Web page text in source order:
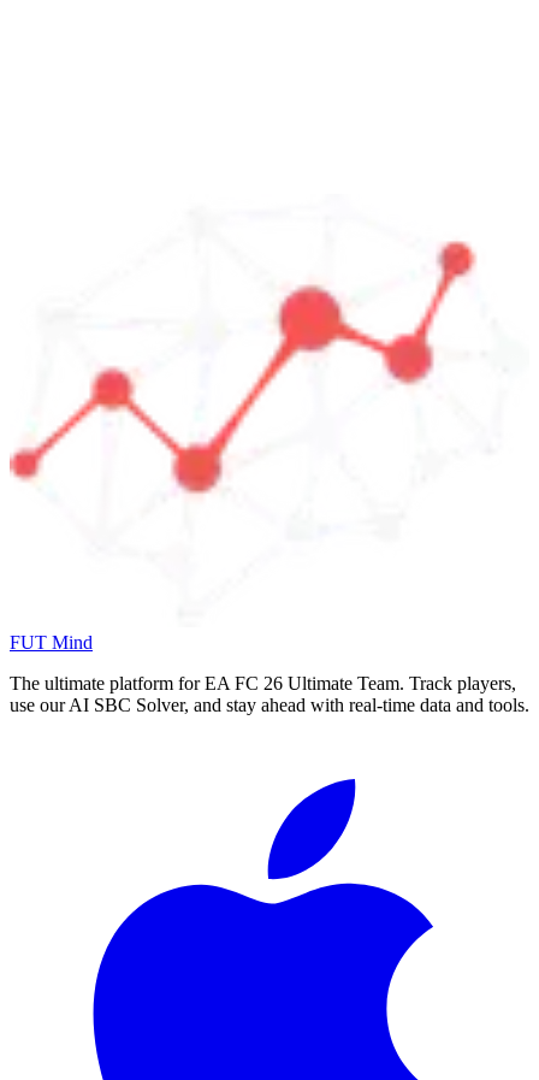
FUT Mind
The ultimate platform for EA FC 26 Ultimate Team. Track players,
use our AI SBC Solver, and stay ahead with real-time data and tools.